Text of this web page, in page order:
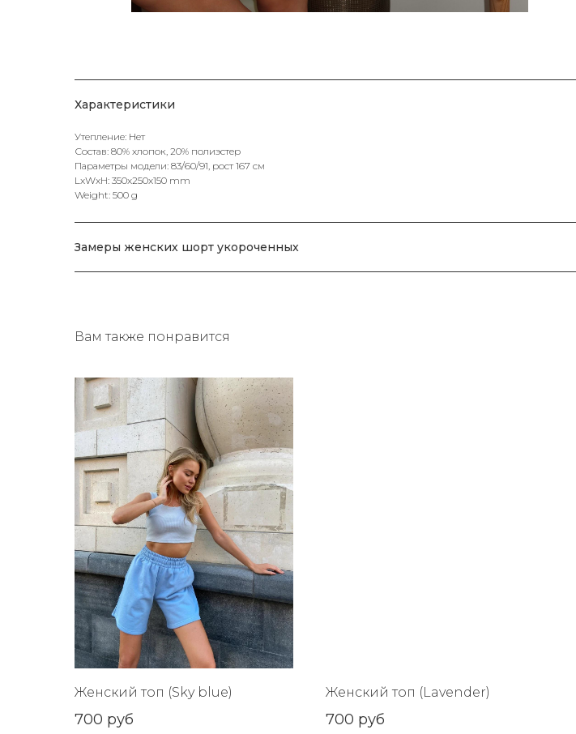
Характеристики
Утепление: Нет
Состав: 80% хлопок, 20% полиэстер
Параметры модели: 83/60/91, рост 167 см
LxWxH: 350x250x150 mm
Weight: 500 g
Замеры женских шорт укороченных
Вам также понравится
Женский топ (Sky blue)
700 руб
Женский топ (Lavender)
700 руб